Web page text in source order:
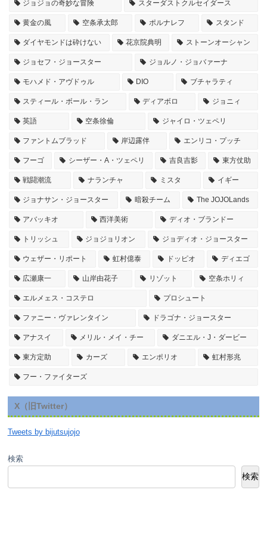
ジョジョの奇妙な冒険 スターダストクルセイダース
黄金の風 空条承太郎 ポルナレフ スタンド
ダイヤモンドは砕けない 花京院典明 ストーンオーシャン
ジョセフ・ジョースター ジョルノ・ジョバァーナ
モハメド・アヴドゥル DIO ブチャラティ
スティール・ボール・ラン ディアボロ ジョニィ
英語 空条徐倫 ジャイロ・ツェペリ
ファントムブラッド 岸辺露伴 エンリコ・プッチ
フーゴ シーザー・A・ツェペリ 吉良吉影 東方仗助
戦闘潮流 ナランチャ ミスタ イギー
ジョナサン・ジョースター 暗殺チーム The JOJOLands
アバッキオ 西洋美術 ディオ・ブランドー
トリッシュ ジョジョリオン ジョディオ・ジョースター
ウェザー・リポート 虹村億泰 ドッピオ ディエゴ
広瀬康一 山岸由花子 リゾット 空条ホリィ
エルメェス・コステロ プロシュート
ファニー・ヴァレンタイン ドラゴナ・ジョースター
アナスイ メリル・メイ・チー ダニエル・J・ダービー
東方定助 カーズ エンポリオ 虹村形兆
フー・ファイターズ
X（旧Twitter）
Tweets by bijutsujojo
検索
検索